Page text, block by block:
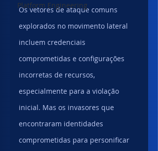
Platform Engineering
Os vetores de ataque comuns
explorados no movimento lateral
incluem credenciais
comprometidas e configurações
incorretas de recursos,
especialmente para a violação
inicial. Mas os invasores que
encontraram identidades
comprometidas para personificar